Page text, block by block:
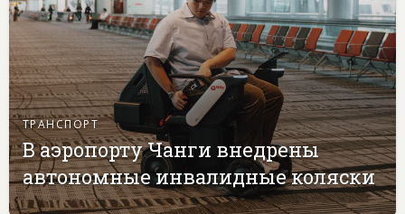
ТРАНСПОРТ
В аэропорту Чанги внедрены
автономные инвалидные коляски